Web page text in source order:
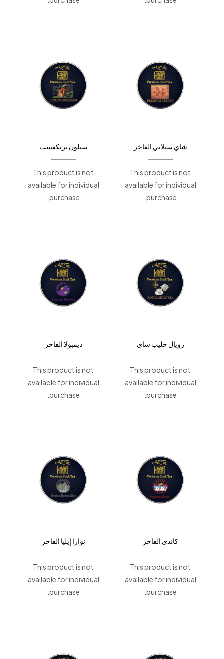
شاي سيلاني الفاخر
This product is not
available for individual
purchase.
سيلون بريكفست
This product is not
available for individual
purchase.
رويال حليب شاي
This product is not
available for individual
purchase.
ديمبولا الفاخر
This product is not
available for individual
purchase.
كاندي الفاخر
This product is not
available for individual
purchase.
نوارا إيليا الفاخر
This product is not
available for individual
purchase.